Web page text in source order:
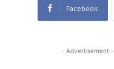
Facebook
- Advertisement -